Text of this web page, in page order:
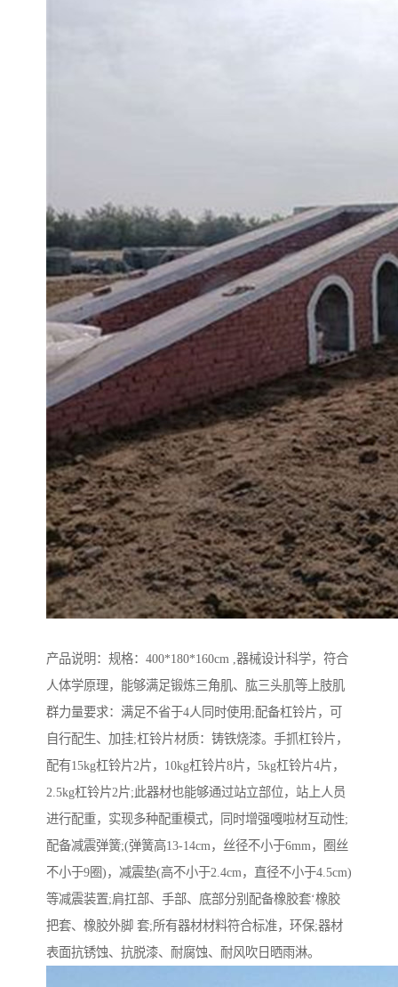
产品说明：规格：400*180*160cm ,器械设计科学，符合
人体学原理，能够满足锻炼三角肌、肱三头肌等上肢肌
群力量要求：满足不省于4人同时使用;配备杠铃片，可
自行配生、加挂;杠铃片材质：铸铁烧漆。手抓杠铃片，
配有15kg杠铃片2片，10kg杠铃片8片，5kg杠铃片4片，
2.5kg杠铃片2片;此器材也能够通过站立部位，站上人员
进行配重，实现多种配重模式，同时增强嘎啦材互动性;
配备减震弹簧;(弹簧高13-14cm，丝径不小于6mm，圈丝
不小于9圈)，减震垫(高不小于2.4cm，直径不小于4.5cm)
等减震装置;肩扛部、手部、底部分别配备橡胶套‘橡胶
把套、橡胶外脚 套;所有器材材料符合标准，环保;器材
表面抗锈蚀、抗脱漆、耐腐蚀、耐风吹日晒雨淋。